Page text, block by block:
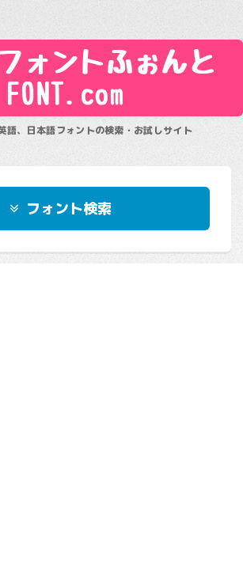
ォントふぉんと
FONT.com
語、日本語フォントの検索・お試しサイト
フォント検索